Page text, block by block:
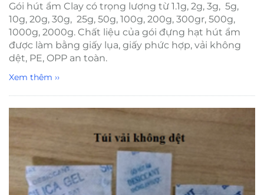
Gói hút ẩm Clay có trọng lượng từ 1.1g, 2g, 3g, 5g,
10g, 20g, 30g, 25g, 50g, 100g, 200g, 300gr, 500g,
1000g, 2000g. Chất liệu của gói đựng hạt hút ẩm
được làm bằng giấy lụa, giấy phức hợp, vải không
dệt, PE, OPP an toàn.
Xem thêm ››